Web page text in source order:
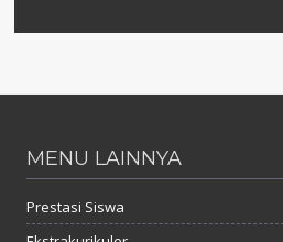
MENU LAINNYA
Prestasi Siswa